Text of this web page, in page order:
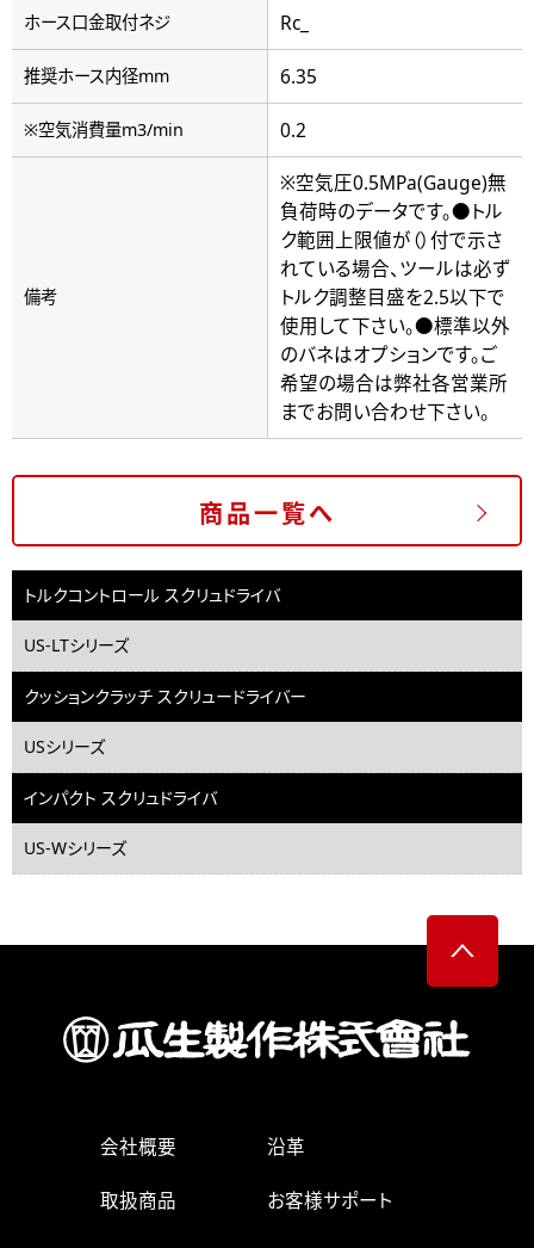
ホース口金取付ネジ Rc_
推奨ホース内径mm 6.35
※空気消費量m3/min 0.2
備考
※空気圧0.5MPa(Gauge)無
負荷時のデータです。●トル
ク範囲上限値が（）付で示さ
れている場合、ツールは必ず
トルク調整目盛を2.5以下で
使用して下さい。●標準以外
のバネはオプションです。ご
希望の場合は弊社各営業所
までお問い合わせ下さい。
商品一覧へ
トルクコントロール スクリュドライバ
US-LTシリーズ
クッションクラッチ スクリュードライバー
USシリーズ
インパクト スクリュドライバ
US-Wシリーズ
会社概要 沿革
取扱商品 お客様サポート